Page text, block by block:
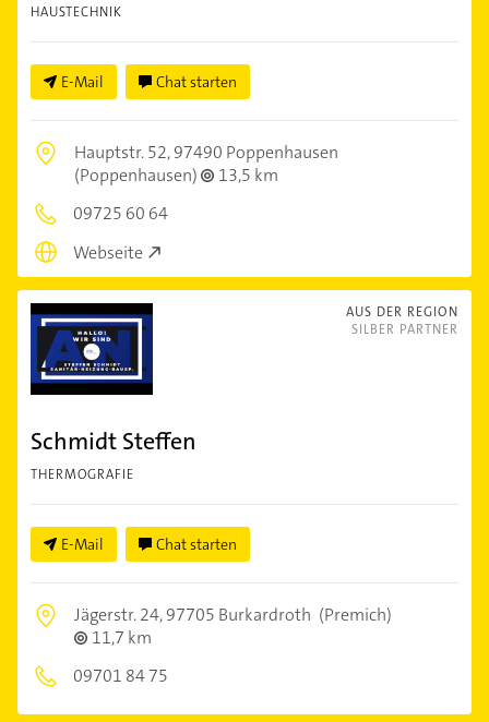
HAUSTECHNIK
E-Mail Chat starten
Hauptstr. 52,97490 Poppenhausen
(Poppenhausen)
13,5 km
09725 60 64
Webseite
AUS DER REGION
SILBER PARTNER
Schmidt Steffen
THERMOGRAFIE
E-Mail Chat starten
Jägerstr. 24,97705 Burkardroth (Premich)
11,7 km
09701 84 75